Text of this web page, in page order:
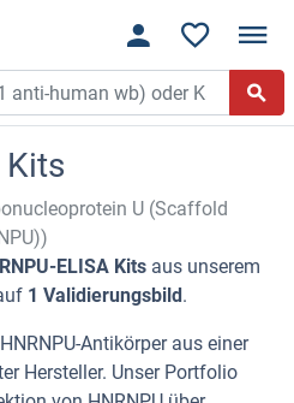
Kits
U (Scaffold
ELISA Kits aus unserem
1 Validierungsbild .
Antikörper aus einer
Hersteller. Unser Portfolio